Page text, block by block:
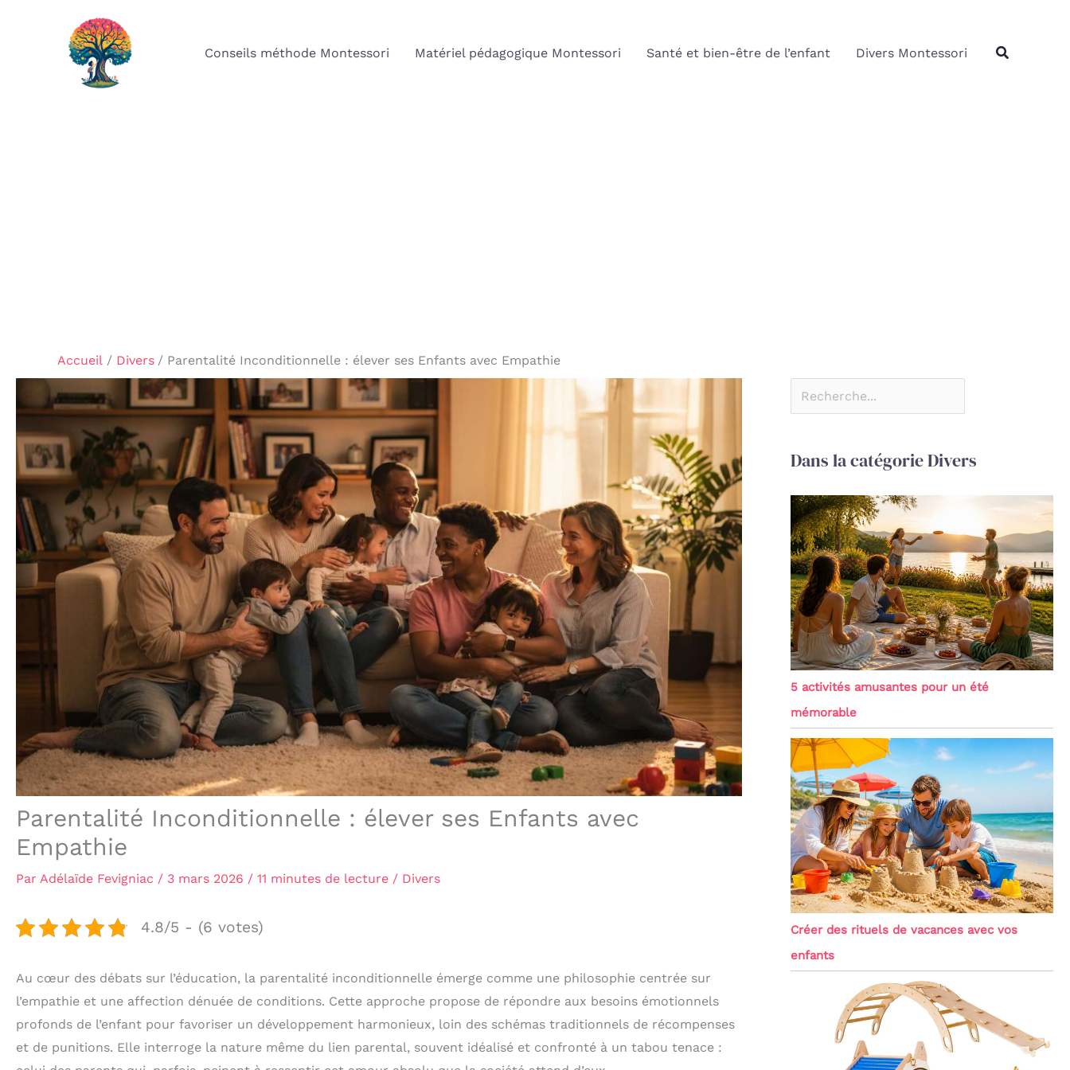
Conseils méthode Montessori Matériel pédagogique Montessori Santé et bien-être de l’enfant Divers Montessori
Accueil Divers Parentalité Inconditionnelle : élever ses Enfants avec Empathie
Parentalité Inconditionnelle : élever ses Enfants avec
Empathie
Par Adélaïde Fevigniac / 3 mars 2026 / 11 minutes de lecture / Divers
4.8/5 - (6 votes)
Au cœur des débats sur l’éducation, la parentalité inconditionnelle émerge comme une philosophie centrée sur
l’empathie et une affection dénuée de conditions. Cette approche propose de répondre aux besoins émotionnels
profonds de l’enfant pour favoriser un développement harmonieux, loin des schémas traditionnels de récompenses
et de punitions. Elle interroge la nature même du lien parental, souvent idéalisé et confronté à un tabou tenace :
Dans la catégorie Divers
5 activités amusantes pour un été
mémorable
Créer des rituels de vacances avec vos
enfants